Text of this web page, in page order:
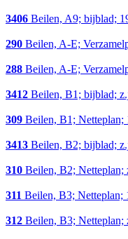
3406 Beilen, A9; bijblad;
290 Beilen, A-E;
288 Beilen, A-E;
3412 Beilen, B1; bijblad;
309 Beilen, B1; Netteplan;
3413 Beilen, B2; bijblad;
310 Beilen, B2; Netteplan;
311 Beilen, B3; Netteplan;
312 Beilen, B3; Netteplan;